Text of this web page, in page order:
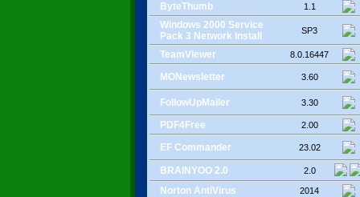
ByteThumb 1.1
Windows 2000 Service
Pack 3 Network Install
SP3
TeamViewer 8.0.16447
MONewsletter 3.60
FollowUpMailer 3.30
PDF4Free 2.00
EF Commander 23.02
BRAINYOO 2.0 2.0
Norton AntiVirus 2014